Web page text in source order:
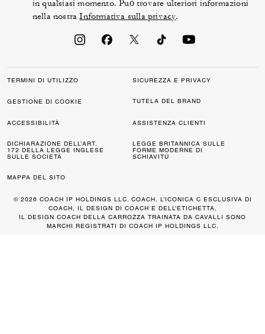
in qualsiasi momento. Può trovare ulteriori informazioni
nella nostraInformativa sulla privacy.
TERMINI DI UTILIZZO SICUREZZA E PRIVACY
GESTIONE DI COOKIE TUTELA DEL BRAND
ACCESSIBILITÀ ASSISTENZA CLIENTI
DICHIARAZIONE DELL’ART.
172 DELLA LEGGE INGLESE
SULLE SOCIETÀ
LEGGE BRITANNICA SULLE
FORME MODERNE DI
SCHIAVITÙ
MAPPA DEL SITO
© 2026 COACH IP HOLDINGS LLC. COACH, L’ICONICA C ESCLUSIVA DI
COACH, IL DESIGN DI COACH E DELL’ETICHETTA,
IL DESIGN COACH DELLA CARROZZA TRAINATA DA CAVALLI SONO
MARCHI REGISTRATI DI COACH IP HOLDINGS LLC.